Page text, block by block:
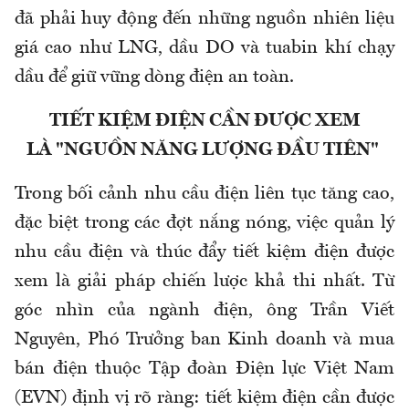
đã phải huy động đến những nguồn nhiên liệu
giá cao như LNG, dầu DO và tuabin khí chạy
dầu để giữ vững dòng điện an toàn.
TIẾT KIỆM ĐIỆN CẦN ĐƯỢC XEM
LÀ "NGUỒN NĂNG LƯỢNG ĐẦU TIÊN"
Trong bối cảnh nhu cầu điện liên tục tăng cao,
đặc biệt trong các đợt nắng nóng, việc quản lý
nhu cầu điện và thúc đẩy tiết kiệm điện được
xem là giải pháp chiến lược khả thi nhất. Từ
góc nhìn của ngành điện, ông Trần Viết
Nguyên, Phó Trưởng ban Kinh doanh và mua
bán điện thuộc Tập đoàn Điện lực Việt Nam
(EVN) định vị rõ ràng: tiết kiệm điện cần được